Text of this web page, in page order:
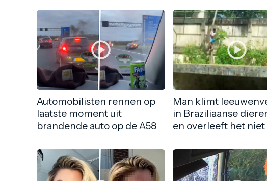
Automobilisten rennen op
laatste moment uit
brandende auto op de A58
Man klimt
in Braziliaanse
en overleeft het niet